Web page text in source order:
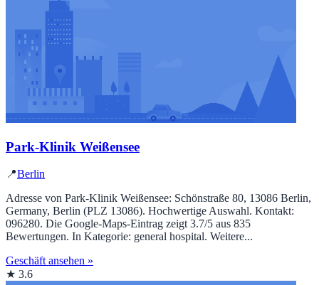
Park-Klinik Weißensee
📍Berlin
Adresse von Park-Klinik Weißensee: Schönstraße 80, 13086 Berlin,
Germany, Berlin (PLZ 13086). Hochwertige Auswahl. Kontakt:
096280. Die Google‑Maps‑Eintrag zeigt 3.7/5 aus 835
Bewertungen. In Kategorie: general hospital. Weitere...
Geschäft ansehen »
★ 3.6